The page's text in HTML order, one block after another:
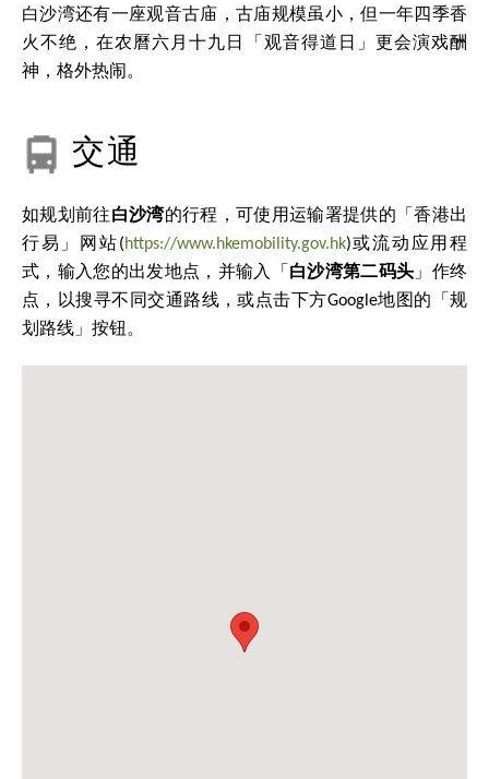
白沙湾还有一座观音古庙，古庙规模虽小，但一年四季香
火不绝，在农曆六月十九日「观音得道日」更会演戏酬
神，格外热闹。
交通
如规划前往 白沙湾的行程，可使用运输署提供的「香港出
行易」网站(https://www.hkemobility.gov.hk)或流动应用程
式，输入您的出发地点，并输入「 白沙湾第二码头 」作终
点，以搜寻不同交通路线，或点击下方Google地图的「规
划路线」按钮。